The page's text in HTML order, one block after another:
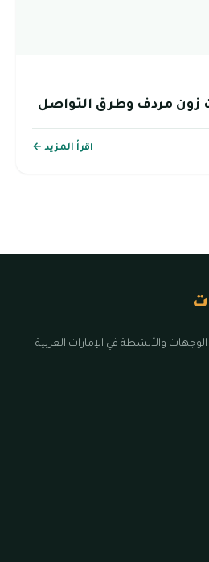
زون مردف وطرق التواصل
اقرأ المزيد ←
والأنشطة في الإمارات العربية